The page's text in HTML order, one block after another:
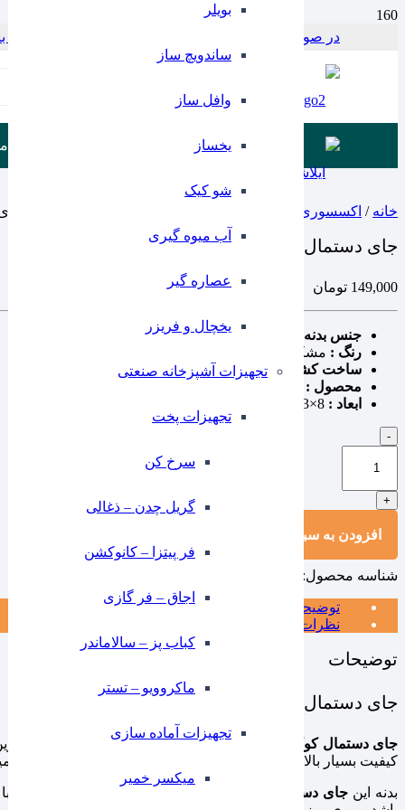
در صورت بروز مشکل در پرداخت با این شماره در ارتباط باشید
search
بویلر
ساندویچ ساز
وافل ساز
یخساز
شو کیک
آب میوه گیری
عصاره گیر
یخچال و فریزر
تجهیزات آشپزخانه صنعتی
تجهیزات پخت
سرخ کن
گریل چدن – ذغالی
فر پیتزا – کانوکشن
⁠اجاق – فر گازی
کباب پز – سالاماندر
ماکروویو – تستر
تجهیزات آماده سازی
میکسر خمیر
خانه / اکسسوری رو میزی / جای دستمال کوکتل
جای دستمال کوکتل فلزی مستطیل یک عددی ایلا
149,000 تومان
جنس بدنه :
رنگ : مشکی
ساخت کشور : ایران
محصول :
ابعاد :
جای
کوکتل
فلزی
مستطیل
عددی
ایلا
عدد
-
+
افزودن به سبد خرید
شناسه محصول:
توضیحات
نظرات (0)
توضیحات
جای دستمال کوکتل فلزی مستطیل
جای دستمال کوکتل فلزی مستطیلیکی از شیک‌ ترین و
کیفیت بسیار بالایی دارد و باعث می‌شود دستمال‌ها همیشه مرتب،
بدنه این جای دستمال فلزی
از فلز مقاوم ساخته شده و سطح آن